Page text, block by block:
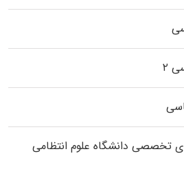
۲
تخصصی داﻧﺸﮕﺎه ﻋﻠﻮم انتظامی